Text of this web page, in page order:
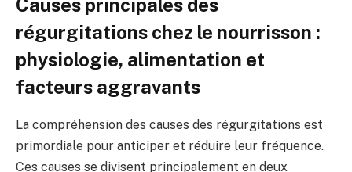
régurgitations chez le nourrisson :
physiologie, alimentation et
facteurs aggravants
La compréhension des causes des régurgitations est
primordiale pour anticiper et réduire leur fréquence.
Ces causes se divisent principalement en deux